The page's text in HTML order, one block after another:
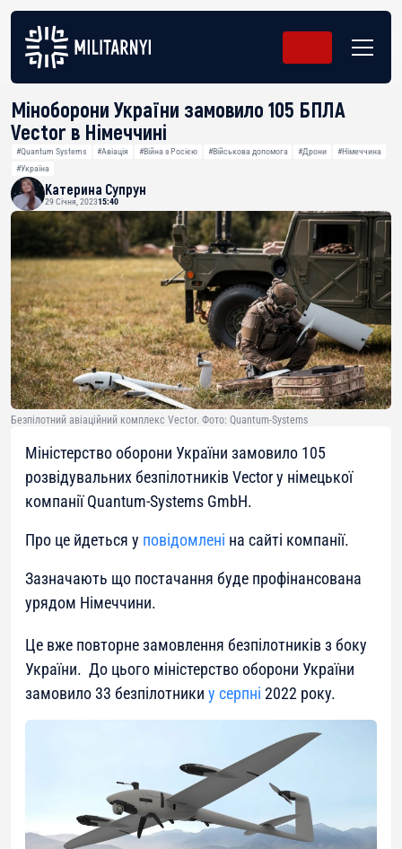
Міноборони України замовило 105 БПЛА
Vector в Німеччині
#Quantum Systems #Авіація #Війна з Росією #Військова допомога #Дрони
#Німеччина
#Україна
Катерина Супрун
29 Січня, 202315:40
Безпілотний авіаційний комплекс Vector. Фото: Quantum-Systems
Міністерство оборони України замовило 105
розвідувальних безпілотників Vector у німецької
компанії Quantum-Systems GmbH.
Про це йдеться у повідомлені на сайті компанії.
Зазначають що постачання буде профінансована
урядом Німеччини.
Це вже повторне замовлення безпілотників з боку
України. До цього міністерство оборони України
замовило 33 безпілотники у серпні 2022 року.